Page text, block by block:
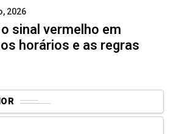
2026
sinal vermelho em
horários e as regras